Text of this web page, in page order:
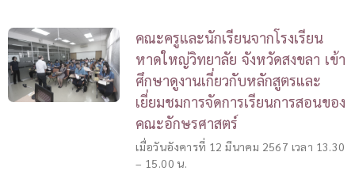
คณะครูและนักเรียนจากโรงเรียน
หาดใหญ่วิทยาลัย จังหวัดสงขลา เข้า
ศึกษาดูงานเกี่ยวกับหลักสูตรและ
เยี่ยมชมการจัดการเรียนการสอนของ
คณะอักษรศาสตร์
เมื่อวันอังคารที่ 12 มีนาคม 2567 เวลา 13.30
– 15.00 น.